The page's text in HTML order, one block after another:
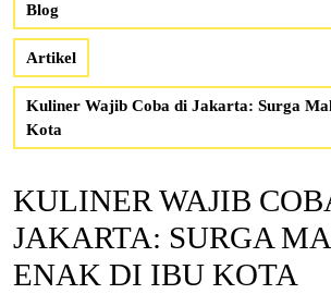
Blog
Artikel
Kuliner Wajib Coba di Jakarta: Surga
Kota
KULINER WAJIB
JAKARTA: SURGA
ENAK DI IBU KOTA